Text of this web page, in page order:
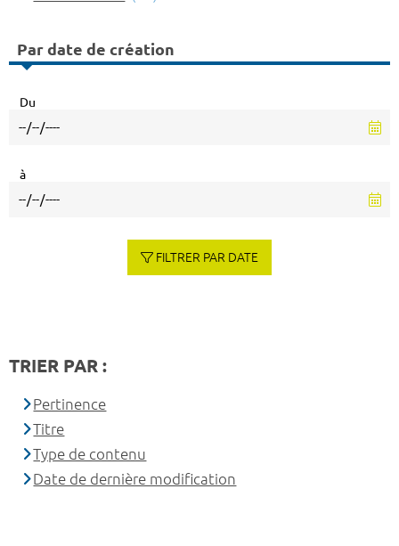
Par date de création
Du
à
FILTRER PAR DATE
TRIER PAR :
Pertinence
Titre
Type de contenu
Date de dernière modification